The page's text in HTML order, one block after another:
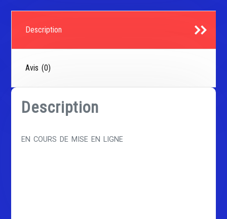
Description
Avis (0)
Description
EN COURS DE MISE EN LIGNE